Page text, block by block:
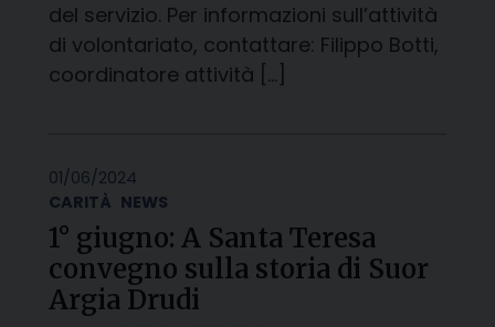
del servizio. Per informazioni sull’attività
di volontariato, contattare: Filippo Botti,
coordinatore attività […]
01/06/2024
CARITÀ NEWS
1° giugno: A Santa Teresa
convegno sulla storia di Suor
Argia Drudi